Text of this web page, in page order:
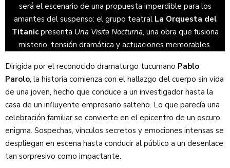
será el escenario de una propuesta imperdible para los
amantes del suspenso: el grupo teatral La Orquesta del
Titanicpresenta Una Visita Nocturna, una obra que fusiona
misterio, tensión dramática y actuaciones memorables.
Dirigida por el reconocido dramaturgo tucumano Pablo
Parolo, la historia comienza con el hallazgo del cuerpo sin vida
de una joven, hecho que conduce a un investigador hasta la
casa de un influyente empresario salteño. Lo que parecía una
celebración familiar se convierte en el epicentro de un oscuro
enigma. Sospechas, vínculos secretos y emociones intensas se
despliegan en escena hasta conducir al público a un desenlace
tan sorpresivo como impactante.